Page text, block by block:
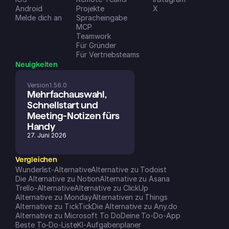
Android
Melde dich an
Projekte
Spracheingabe
MCP
Teamwork
Für Gründer
Für Vertriebsteams
X
Neuigkeiten
Version1.56.0
Mehrfachauswahl,
Schnellstart und
Meeting-Notizen fürs
Handy
27. Juni 2026
Vergleichen
Wunderlist-AlternativeAlternative zu Todoist
Die Alternative zu NotionAlternative zu Asana
Trello-AlternativeAlternative zu ClickUp
Alternative zu MondayAlternativen zu Things
Alternative zu TickTickDie Alternative zu Any.do
Alternative zu Microsoft To DoDeine To-Do-App
Beste To-Do-ListeKI-Aufgabenplaner